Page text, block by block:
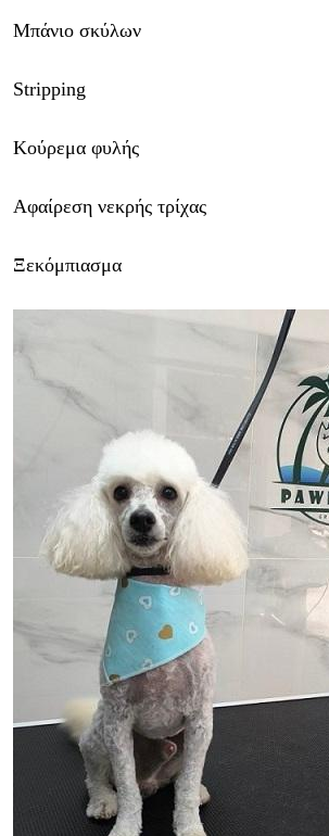
Μπάνιο σκύλων
Stripping
Κούρεμα φυλής
Αφαίρεση νεκρής τρίχας
Ξεκόμπιασμα